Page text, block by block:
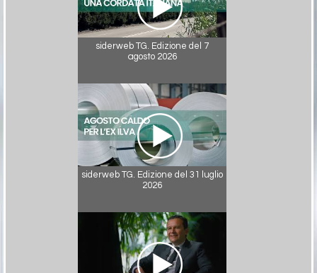
siderweb TG. Edizione del 7
agosto 2026
siderweb TG. Edizione del 31 luglio
2026